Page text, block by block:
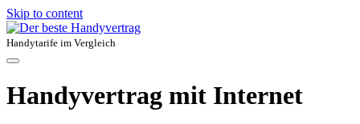
Skip to content
Handytarife im Vergleich
Handyvertrag mit Internet